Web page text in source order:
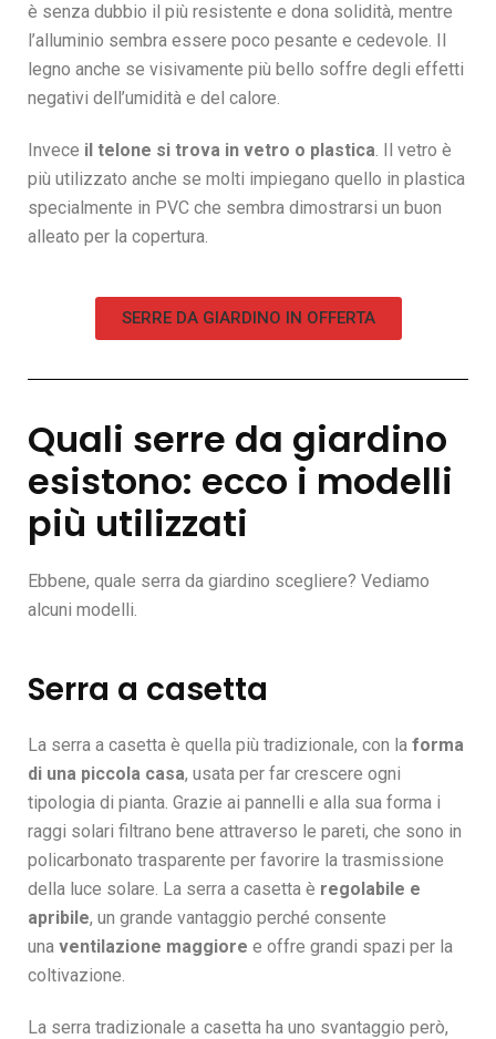
è senza dubbio il più resistente e dona solidità, mentre
l’alluminio sembra essere poco pesante e cedevole. Il
legno anche se visivamente più bello soffre degli effetti
negativi dell’umidità e del calore.
Invece il telone si trova in vetro o plastica. Il vetro è
più utilizzato anche se molti impiegano quello in plastica
specialmente in PVC che sembra dimostrarsi un buon
alleato per la copertura.
SERRE DA GIARDINO IN OFFERTA
Quali serre da giardino
esistono: ecco i modelli
più utilizzati
Ebbene, quale serra da giardino scegliere? Vediamo
alcuni modelli.
Serra a casetta
La serra a casetta è quella più tradizionale, con la forma
di una piccola casa, usata per far crescere ogni
tipologia di pianta. Grazie ai pannelli e alla sua forma i
raggi solari filtrano bene attraverso le pareti, che sono in
policarbonato trasparente per favorire la trasmissione
della luce solare. La serra a casetta è regolabile e
apribile, un grande vantaggio perché consente
una ventilazione maggiore e offre grandi spazi per la
coltivazione.
La serra tradizionale a casetta ha uno svantaggio però,